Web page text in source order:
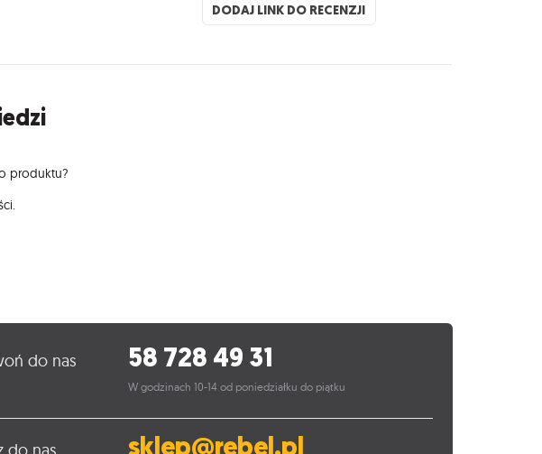
DODAJ LINK DO RECENZJI
produktu?
do nas 58 728 49 31
W godzinach 10-14 od poniedziałku do piątku
do nas sklep@rebel.pl